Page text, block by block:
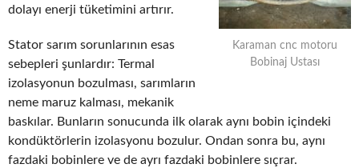
Karaman cnc motoru
Bobinaj Ustası
dolayı enerji tüketimini artırır.
Stator sarım sorunlarının esas
sebepleri şunlardır: Termal
izolasyonun bozulması, sarımların
neme maruz kalması, mekanik
baskılar. Bunların sonucunda ilk olarak aynı bobin içindeki
kondüktörlerin izolasyonu bozulur. Ondan sonra bu, aynı
fazdaki bobinlere ve de ayrı fazdaki bobinlere sıçrar.